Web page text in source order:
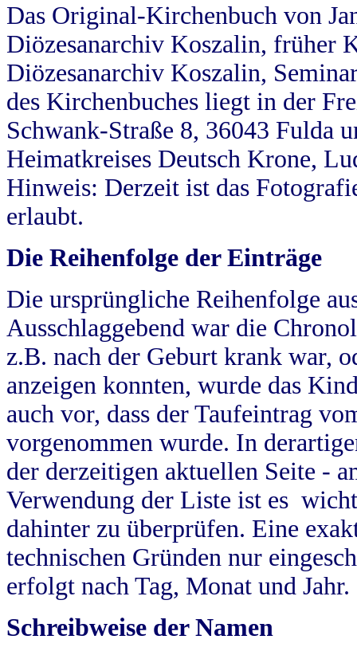
Das Original-Kirchenbuch von
Diözesanarchiv Koszalin, früher
Diözesanarchiv Koszalin,
des Kirchenbuches liegt in der
Schwank-Straße 8, 36043 Fulda
Heimatkreises Deutsch Krone,
Hinweis: Derzeit ist das
erlaubt.
Die Reihenfolge der Einträge
Die ursprüngliche Reihenfolge
Ausschlaggebend war die
z.B. nach der Geburt krank war,
anzeigen konnten, wurde das
auch vor, dass der Taufeintrag
vorgenommen wurde. In
der derzeitigen aktuellen Seite -
Verwendung der Liste ist es
dahinter zu überprüfen. Eine
technischen Gründen nur
erfolgt nach Tag, Monat und Jahr.
Schreibweise der Namen